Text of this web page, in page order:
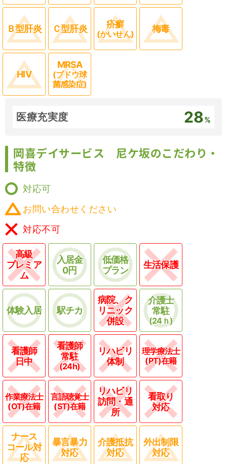
Ｂ型肝炎 Ｃ型肝炎 疥癬
(かいせん) 梅毒
HIV
MRSA
(ブドウ球
菌感染症)
医療充実度 28%
岡喜デイサービス 尼ケ坂のこだわり・
特徴
対応可
お問い合わせください
対応不可
高級
プレミア
ム
入居金
0円
低価格
プラン
生活保護
体験入居 駅チカ
病院、ク
リニック
併設
介護士
常駐
(24ｈ)
看護師
日中
看護師
常駐
(24h)
リハビリ
体制
理学療法士
(PT)在籍
作業療法士
(OT)在籍
言語聴覚士
(ST)在籍
リハビリ
訪問・通
所
看取り
対応
ナース
コール対
応
暴言暴力
対応
介護抵抗
対応
外出制限
対応